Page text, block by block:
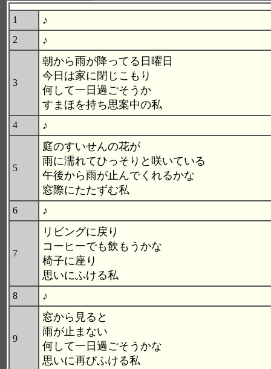
1 ♪
2 ♪
3
朝から雨が降ってる日曜日
今日は家に閉じこもり
何して一日過ごそうか
すまほを持ち思案中の私
4 ♪
5
庭のすいせんの花が
雨に濡れてひっそりと咲いている
午後から雨が止んでくれるかな
窓際にたたずむ私
6 ♪
7
リビングに戻り
コーヒーでも飲もうかな
椅子に座り
思いにふける私
8 ♪
9
窓から見ると
雨が止まない
何して一日過ごそうかな
思いに再びふける私